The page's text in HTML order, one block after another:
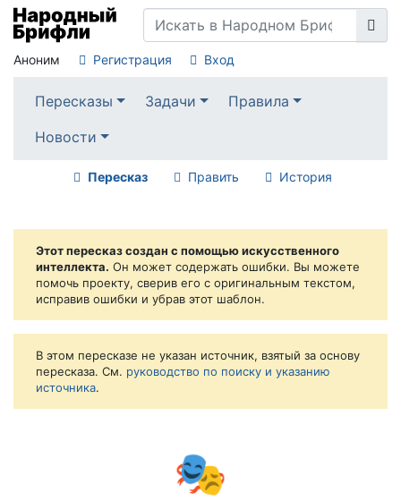
Аноним Регистрация Вход
Пересказы Задачи
Правила
Новости
Пересказ Править История
Этот пересказ создан с помощью искусственного
интеллекта. Он может содержать ошибки. Вы можете
помочь проекту, сверив его с оригинальным текстом,
исправив ошибки и убрав этот шаблон.
В этом пересказе не указан источник, взятый за основу
пересказа. См. руководство по поиску и указанию
источника.
🎭